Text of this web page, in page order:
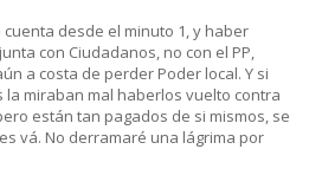
desde el minuto 1, y haber
con Ciudadanos, no con el PP,
a costa de perder Poder local. Y si
miraban mal haberlos vuelto contra
están tan pagados de si mismos, se
vá. No derramaré una lágrima por